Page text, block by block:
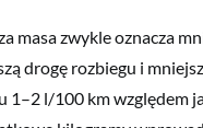
masa zwykle oznacza
drogę rozbiegu i
1–2 l/100 km względem